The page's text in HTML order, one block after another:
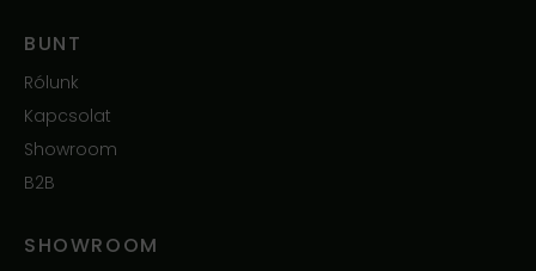
BUNT
Rólunk
Kapcsolat
Showroom
B2B
SHOWROOM